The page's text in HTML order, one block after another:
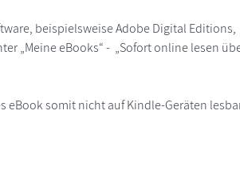
beispielsweise Adobe Digital Editions,
„Meine eBooks“ - „Sofort online lesen
eBook somit nicht auf Kindle-Geräten